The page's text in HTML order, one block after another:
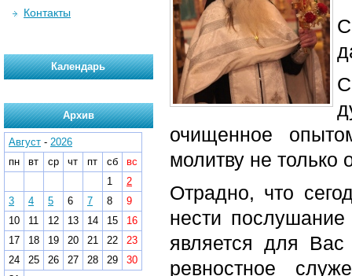
очищенное
молитву не
Отрадно, что
нести послушание
является для
ревностное
Контакты
Календарь
Архив
Август - 2026
пн
вт ср чт пт сб
вс
1
2
3
4 5 6 7 8
9
10
11 12 13 14 15
16
17
18 19 20 21 22
23
24
25 26 27 28 29
30